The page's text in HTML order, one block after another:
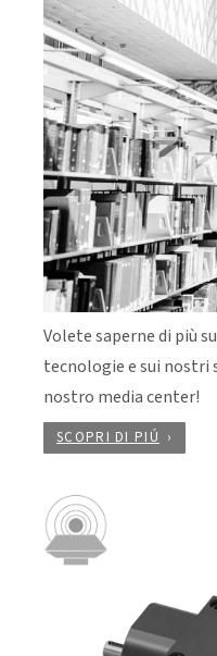
Volete saperne di più
tecnologie e sui
nostro media center!
SCOPRI DI PIÚ